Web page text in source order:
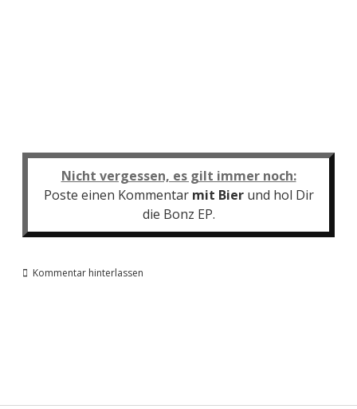
Nicht vergessen, es gilt immer noch:
Poste einen Kommentar mit Bierund hol Dir
die Bonz EP.
Kommentar hinterlassen